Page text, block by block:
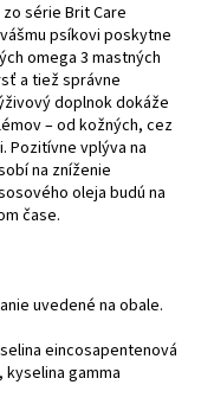
série Brit Care
psíkovi poskytne
omega 3 mastných
a tiež správne
doplnok dokáže
– od kožných, cez
Pozitívne vplýva na
na zníženie
oleja budú na
čase.
uvedené na obale.
eincosapentenová
gamma